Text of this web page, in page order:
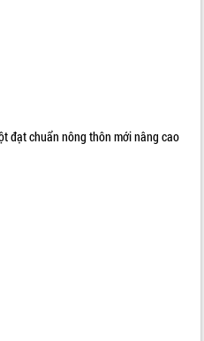
đạt chuẩn nông thôn mới nâng cao